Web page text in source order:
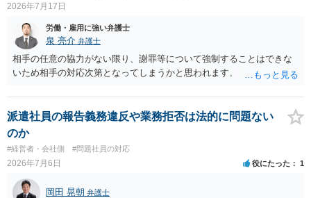
2026年7月17日
労働・雇用に強い弁護士
泉 亮介 弁護士
相手の任意の協力がない限り、謝罪等について強制することはできな
いため相手の対応次第となってしまうかと思われます。
派遣社員の報告義務違反や業務拒否は法的に問題ない
のか
#経営者・会社側 #問題社員の対応
2026年7月6日 役にたった 1
岡田 晃朝 弁護士